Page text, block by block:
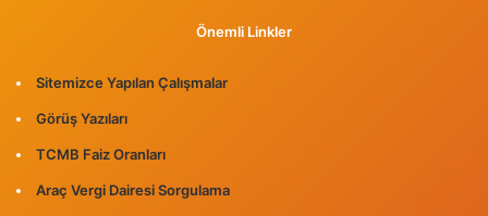
Önemli Linkler
Sitemizce Yapılan Çalışmalar
Görüş Yazıları
TCMB Faiz Oranları
Araç Vergi Dairesi Sorgulama